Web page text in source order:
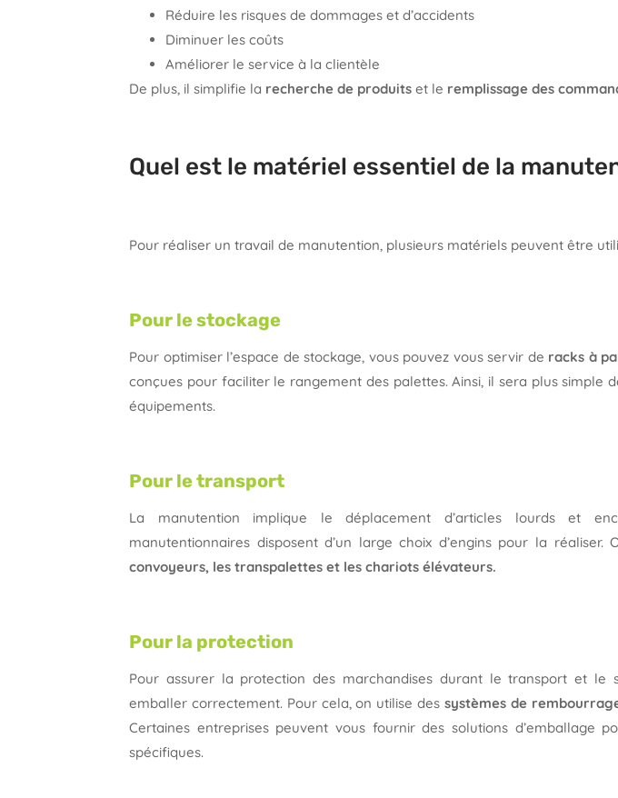
Réduire les risques de dommages et d’accidents
Diminuer les coûts
Améliorer le service à la clientèle
De plus, il simplifie la recherche de produits et le remplissage des
Quel est le matériel essentiel de la
Pour réaliser un travail de manutention, plusieurs matériels peuvent être
Pour le stockage
Pour optimiser l’espace de stockage, vous pouvez vous servir de racks à
conçues pour faciliter le rangement des palettes. Ainsi, il sera plus simple
équipements.
Pour le transport
La manutention implique le déplacement d’articles lourds et
manutentionnaires disposent d’un large choix d’engins pour la réaliser.
convoyeurs, les transpalettes et les chariots élévateurs.
Pour la protection
Pour assurer la protection des marchandises durant le transport et le
emballer correctement. Pour cela, on utilise des systèmes de
Certaines entreprises peuvent vous fournir des solutions d’emballage
spécifiques.